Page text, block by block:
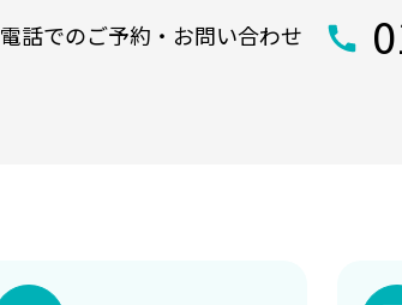
電話でのご予約・お問い合わせ